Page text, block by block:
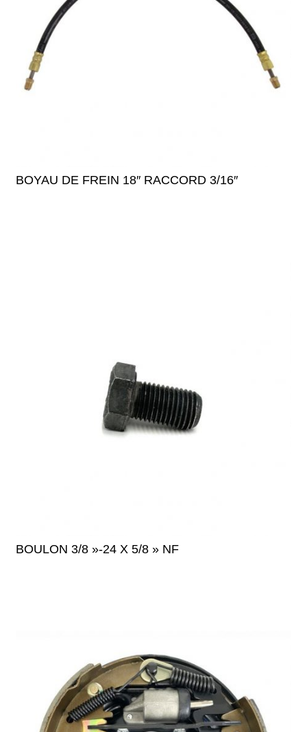
BOYAU DE FREIN 18″ RACCORD 3/16″
BOULON 3/8 »-24 X 5/8 » NF